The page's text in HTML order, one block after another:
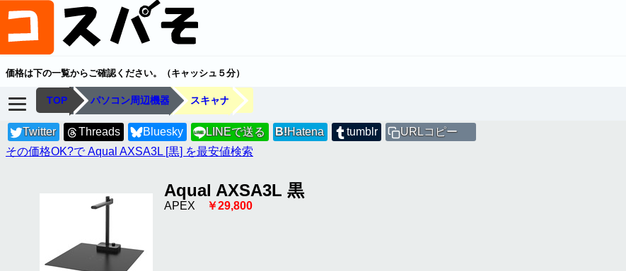
価格は下の一覧からご確認ください。（キャッシュ５分）
TOP パソコン周辺機器 スキャナ
Twitter Threads Bluesky LINE LINEで送る B!Hatena tumblr
URLコピー
その価格OK?で Aqual AXSA3L [黒] を最安値検索
Aqual AXSA3L 黒
APEX ￥29,800